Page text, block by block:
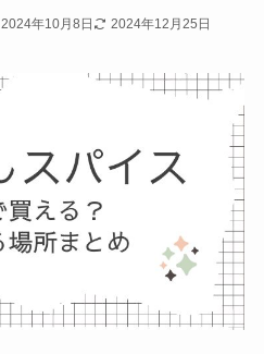
2024年10月8日 2024年12月25日